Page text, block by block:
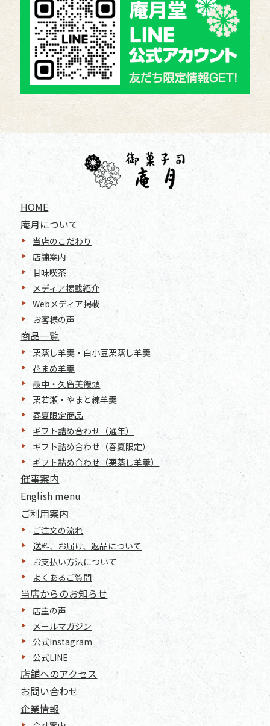
HOME
庵月について
当店のこだわり
店舗案内
甘味喫茶
メディア掲載紹介
Webメディア掲載
お客様の声
商品一覧
栗蒸し羊羹・白小豆栗蒸し羊羹
花まめ羊羹
最中・久留美饅頭
栗若瀬・やまと練羊羹
春夏限定商品
ギフト詰め合わせ（通年）
ギフト詰め合わせ（春夏限定）
ギフト詰め合わせ（栗蒸し羊羹）
催事案内
English menu
ご利用案内
ご注文の流れ
送料、お届け、返品について
お支払い方法について
よくあるご質問
当店からのお知らせ
店主の声
メールマガジン
公式Instagram
公式LINE
店舗へのアクセス
お問い合わせ
企業情報